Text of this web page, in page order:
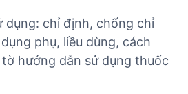
chỉ định, chống chỉ
phụ, liều dùng, cách
hướng dẫn sử dụng thuốc